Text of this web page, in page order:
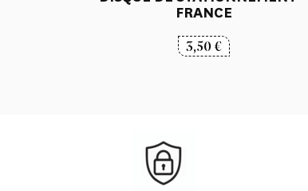
FRANCE
3,50€